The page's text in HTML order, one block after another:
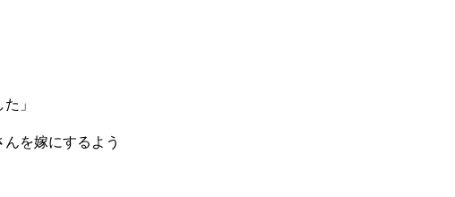
」
を嫁にするよう